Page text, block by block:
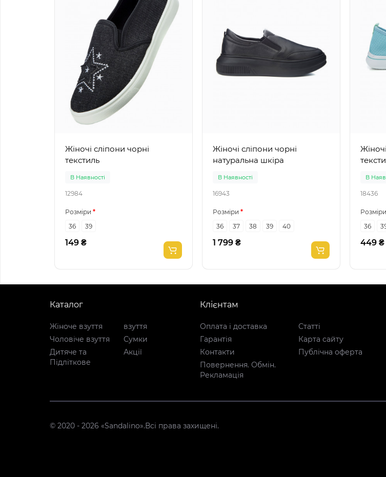
Жіночі сліпони чорні
текстиль
В Наявності
12984
Розміри
36
39
149 ₴
Жіночі сліпони чорні
натуральна шкіра
В Наявності
16943
Розміри
36
37 38 39 40
1 799 ₴
Жіночі
В
18436
Розміри
36
449 ₴
Каталог
Жіноче взуття
Чоловіче взуття
Дитяче та
Підліткове
взуття
Сумки
Акції
Клієнтам
Оплата і доставка
Гарантія
Контакти
Повернення. Обмін.
Рекламація
Статті
Карта сайту
Публічна оферта
© 2020 - 2026 «Sandalino».Всі права захищені.